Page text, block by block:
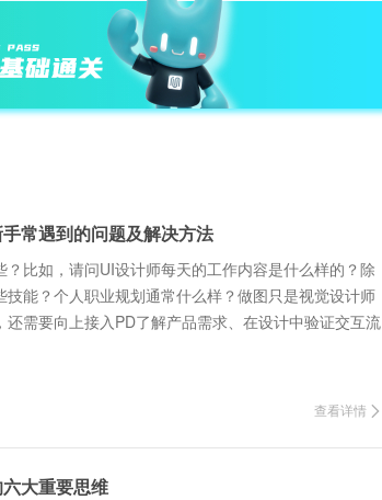
常遇到的问题及解决方法
比如，请问UI设计师每天的工作内容是什么样的？除
能？个人职业规划通常什么样？做图只是视觉设计师
需要向上接入PD了解产品需求、在设计中验证交互流
查看详情
大重要思维